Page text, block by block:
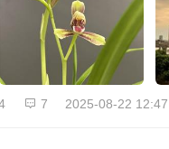
7 2025-08-22 12:47